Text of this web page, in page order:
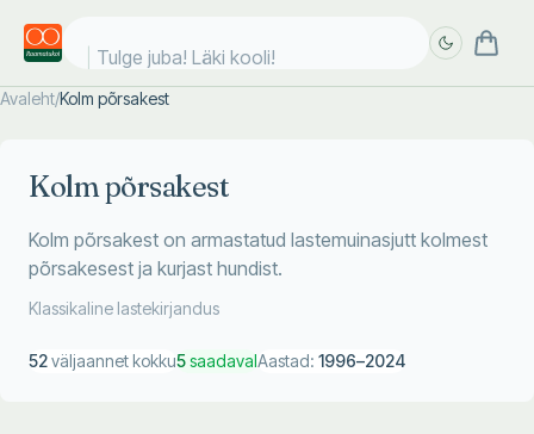
Tulge juba! Läki kooli!
Avaleht/Kolm põrsakest
Kolm põrsakest
Kolm põrsakest on armastatud lastemuinasjutt kolmest
põrsakesest ja kurjast hundist.
Klassikaline lastekirjandus
52väljaannet kokku5saadavalAastad: 1996–2024